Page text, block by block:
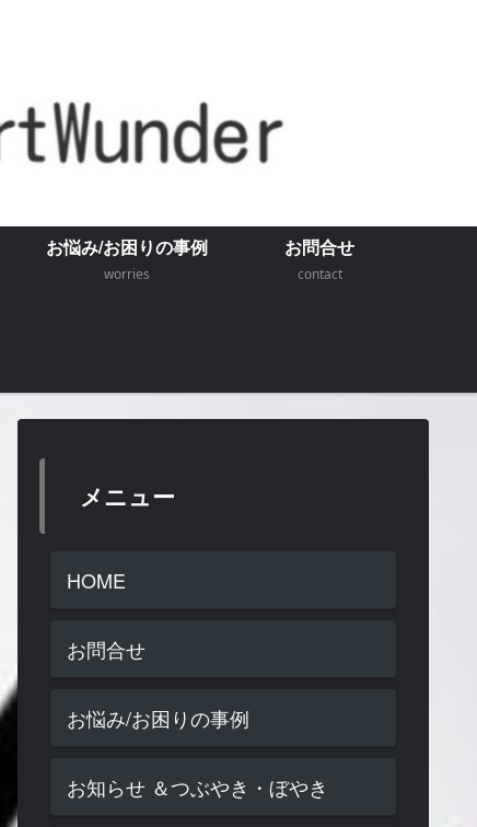
お悩み/お困りの事例
worries
お問合せ
contact
メニュー
HOME
お問合せ
お悩み/お困りの事例
お知らせ ＆つぶやき・ぼやき